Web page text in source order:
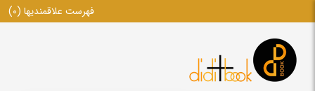
فهرست علاقمندیها (0)